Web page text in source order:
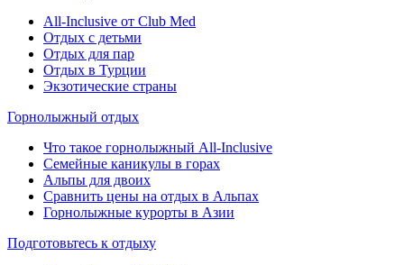
All-Inclusive от Club Med
Отдых с детьми
Отдых для пар
Отдых в Турции
Экзотические страны
Горнолыжный отдых
Что такое горнолыжный All-Inclusive
Семейные каникулы в горах
Альпы для двоих
Сравнить цены на отдых в Альпах
Горнолыжные курорты в Азии
Подготовьтесь к отдыху